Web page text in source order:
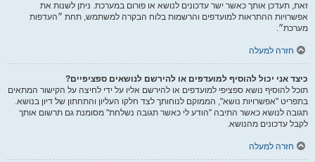
זאת, תעדכן אותך כאשר ישר עדכונים לנושא או פורום במערכת. ניתן לשנות את
אפשרויות ההתראות למועדפים והרשמות בלוח הבקרה למשתמש, תחת ״העדפות
מערכת״.
חזרה למעלה
כיצד אני יכול להוסיף למועדפים או להירשם לנושאים ספציפיים?
תוכל להוסיף נושא ספציפי למועדפים או להירשם אליו על ידי לחיצה על הקישור המתאים
בתפריט "אפשרויות נושא", הממוקם לנוחותך לצד חלקו העליון והתחתון של דיון בנושא.
תגובה לנושא כאשר התיבה "הודע לי כאשר תגובה נשלחת" מסומנת גם תרשום אותך
לקבל עדכונים מהנושא.
חזרה למעלה